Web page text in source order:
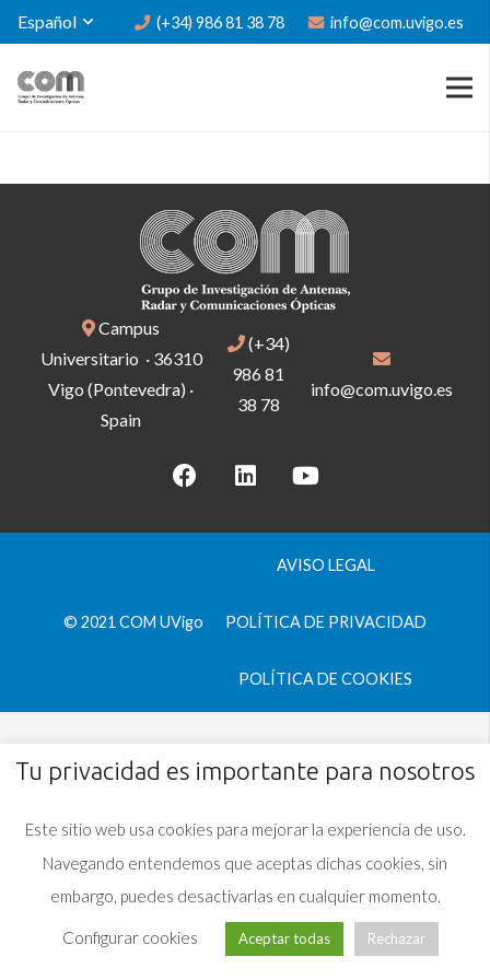
Español (+34) 986 81 38 78 info@com.uvigo.es
Campus
Universitario · 36310
Vigo (Pontevedra) ·
Spain
(+34)
986 81
38 78
info@com.uvigo.es
© 2021 COM UVigo
AVISO LEGAL
POLÍTICA DE PRIVACIDAD
POLÍTICA DE COOKIES
Tu privacidad es importante para nosotros
Este sitio web usa cookies para mejorar la experiencia de uso.
Navegando entendemos que aceptas dichas cookies, sin
embargo, puedes desactivarlas en cualquier momento.
Configurar cookies Aceptar todas Rechazar